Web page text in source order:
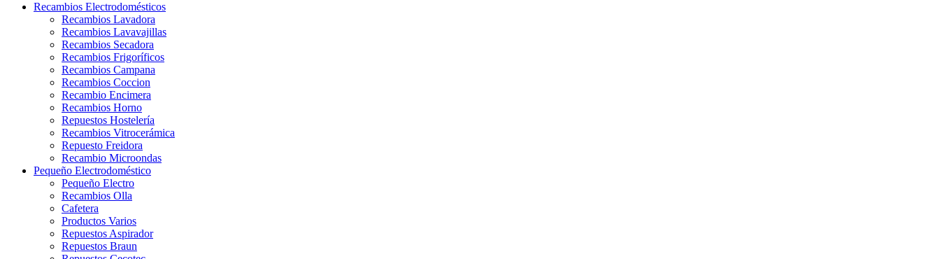
Recambios Electrodomésticos
Recambios Lavadora
Recambios Lavavajillas
Recambios Secadora
Recambios Frigoríficos
Recambios Campana
Recambios Coccion
Recambio Encimera
Recambios Horno
Repuestos Hostelería
Recambios Vitrocerámica
Repuesto Freidora
Recambio Microondas
Pequeño Electrodoméstico
Pequeño Electro
Recambios Olla
Cafetera
Productos Varios
Repuestos Aspirador
Repuestos Braun